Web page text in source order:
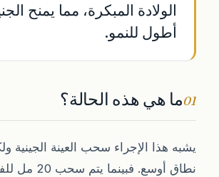
الولادة المبكرة، مما يمنح
أطول للنمو.
01ما هي هذه الحالة؟
يشبه هذا الإجراء سحب العينة الجينية
نطاق أوسع.